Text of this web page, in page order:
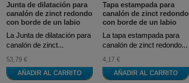
Junta de dilatación para
canalón de zinct redondo
con borde de un labio
La Junta de dilatación para
canalón de zinct...
53,79 €
AÑADIR AL CARRITO
Tapa estampada para
canalón de zinct redondo
con borde de un labio
La tapa estampada para
canalón de zinct redondo...
4,17 €
AÑADIR AL CARRITO